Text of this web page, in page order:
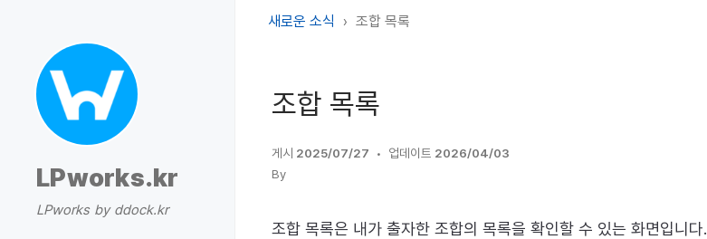
LPworks.kr
LPworks by ddock.kr
새로운 소식 조합 목록
조합 목록
게시 2025/07/27 업데이트 2026/04/03
By
조합 목록은 내가 출자한 조합의 목록을 확인할 수 있는 화면입니다.